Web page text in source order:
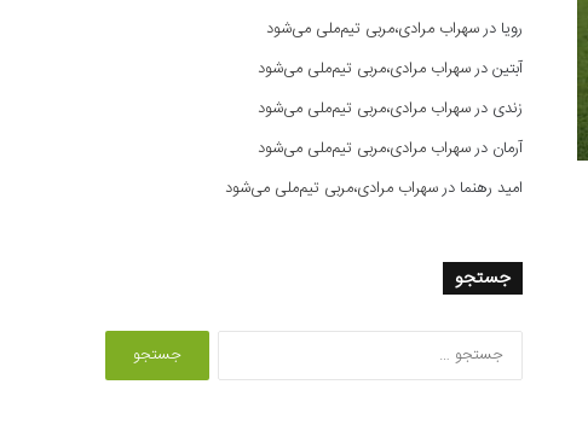
رویا درسهراب مرادی،مربی تیم‌ملی می‌شود
آبتیندرسهراب مرادی،مربی تیم‌ملی می‌شود
زندی درسهراب مرادی،مربی تیم‌ملی می‌شود
آرمان درسهراب مرادی،مربی تیم‌ملی می‌شود
امید رهنما درسهراب مرادی،مربی تیم‌ملی می‌شود
جستجو